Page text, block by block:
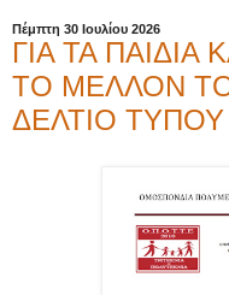
Πέμπτη 30 Ιουλίου 2026
ΓΙΑ ΤΑ ΠΑΙΔΙΑ
ΤΟ ΜΕΛΛΟΝ
ΔΕΛΤΙΟ